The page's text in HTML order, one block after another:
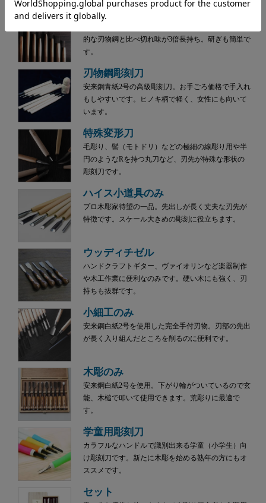
ハイス鋼彫刻刀
的な刃物鋼と比べ切れ味が3倍長持ち。研ぎも簡単で
す。
刃物鋼彫刻刀
安来鋼青紙2号の高級彫刻刀。お手ごろ価格で手入れ
もしやすいです。ヒノキ柄で軽く、女性にも向いて
います。
特殊変形刀
毛彫り、髻（モトドリ）などの極細の線彫り用や半
円のようなRを持つ丸刀など、刃先が特殊な形状の
彫刻刀です。
ハイス小道具のみ
プロ木彫家待望の一品。先出しが長く丈夫な刃先が
特徴です。スケール大きめの彫刻に役立ちます。
ウッディチゼル
ハンドクラフトギター、ヴァイオリンなど楽器制作
や木工作業に便利なのみです。硬い木にも強く、刃
持ちも抜群です。
小細工のみ
安来鋼白紙2号を使用した完全手付刃物。刃部の先出
が長く入り組んだところを削るのに便利です。
木彫のみ
安来鋼白紙2号を使用。下がり輪がついているので玄
能、木槌で叩いて使用できます。荒彫りに最適で
す。
学童用彫刻刀
カラフルなハンドルで識別出来る学童（小学生）向
け彫刻刀です。新たに木彫を始める熟年の方にもオ
ススメです。
セット